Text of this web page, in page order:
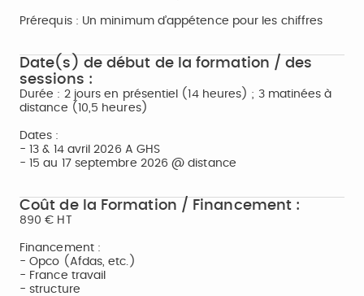
Prérequis : Un minimum d’appétence pour les chiffres
Date(s) de début de la formation / des
sessions :
Durée : 2 jours en présentiel (14 heures) ; 3 matinées à
distance (10,5 heures)
Dates :
- 13 & 14 avril 2026 A GHS
- 15 au 17 septembre 2026 @ distance
Coût de la Formation / Financement :
890 € HT
Financement :
- Opco (Afdas, etc.)
- France travail
- structure